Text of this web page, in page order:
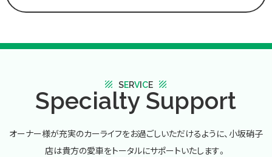
texture SERVI CE texture
Specialty Support
オーナー様が充実のカーライフをお過ごしいただけるように、小坂硝子
店は貴方の愛車をトータルにサポートいたします。